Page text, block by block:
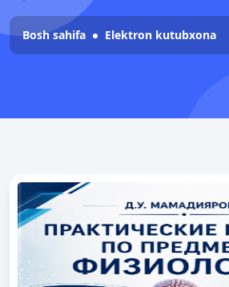
Bosh sahifa Elektron kutubxona